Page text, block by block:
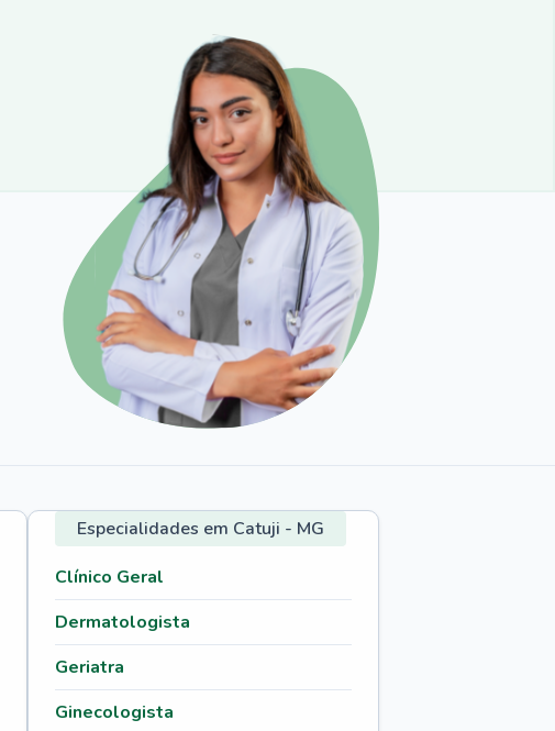
Especialidades em Catuji - MG
Clínico Geral
Dermatologista
Geriatra
Ginecologista